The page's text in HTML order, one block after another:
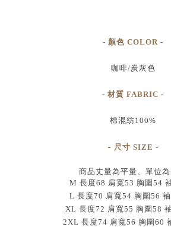
- 顏色 COLOR -
咖啡/炭灰色
- 材質 FABRIC -
棉混紡100%
- 尺寸 SIZE -
商品丈量為平量、單位為
M 長度68 肩寬53 胸圍54
L 長度70 肩寬54 胸圍56
XL 長度72 肩寬55 胸圍58
2XL 長度74 肩寬56 胸圍60